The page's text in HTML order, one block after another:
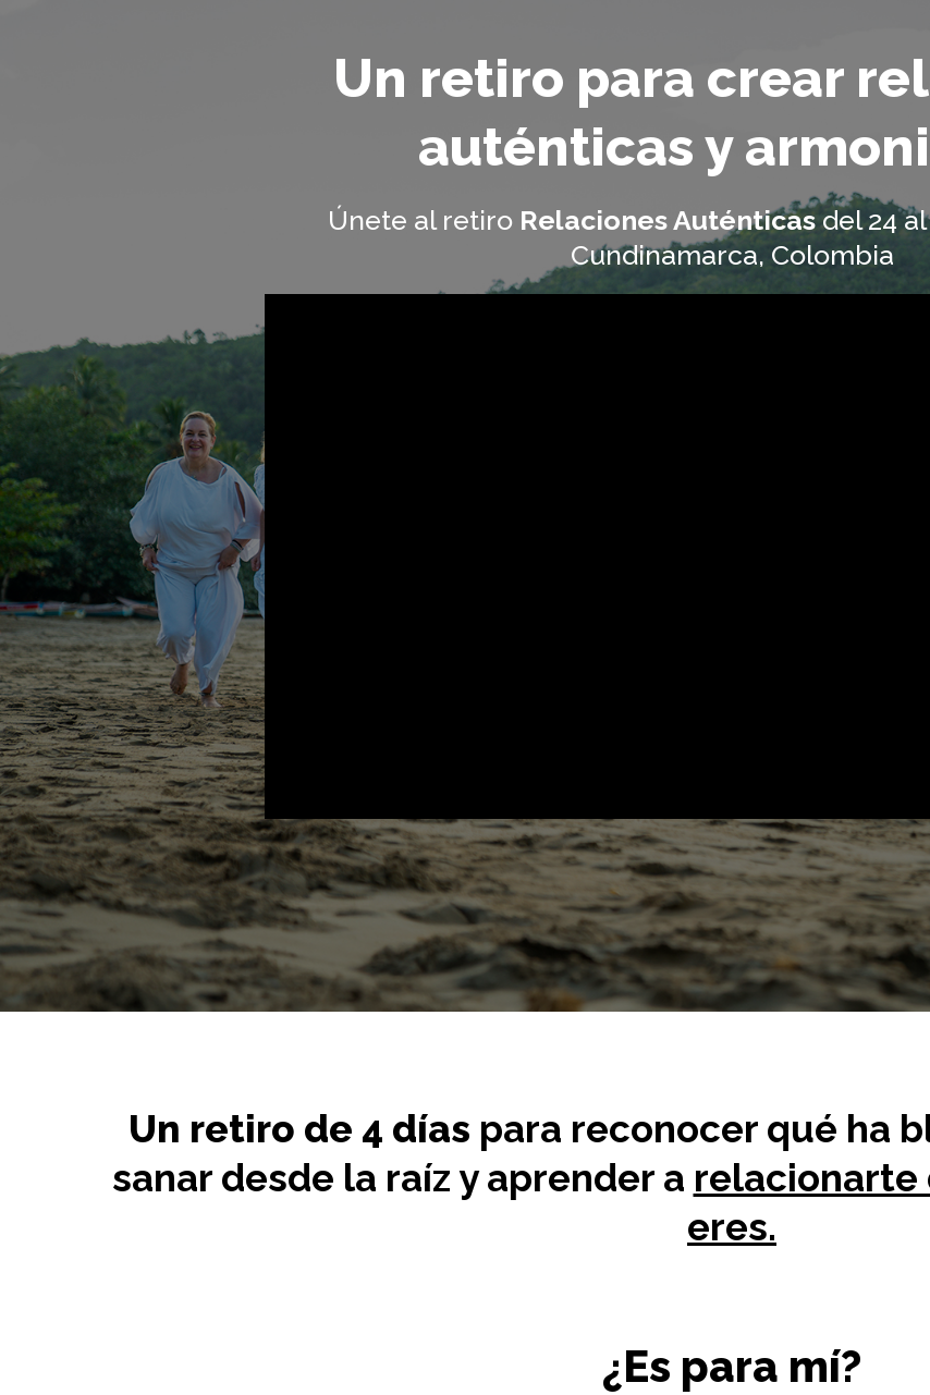
Un retiro para crear
auténticas y
Únete al retiro Relaciones Auténticasdel 24
Cundinamarca, Colombia
Un retiro de 4 días para reconocer qué ha
sanar desde la raíz y aprender a relacionarte
eres.
¿Es para mí?